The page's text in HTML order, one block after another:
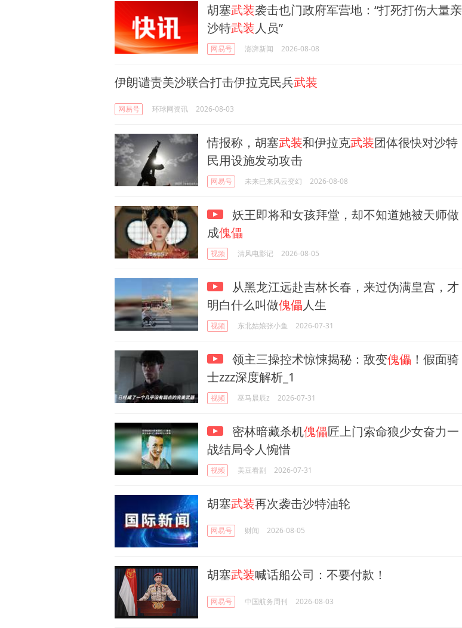
胡塞武装袭击也门政府军营地：“打死打伤大量亲
沙特武装人员”
网易号 澎湃新闻 2026-08-08
伊朗谴责美沙联合打击伊拉克民兵武装
网易号 环球网资讯 2026-08-03
情报称，胡塞武装和伊拉克武装团体很快对沙特
民用设施发动攻击
网易号 未来已来风云变幻 2026-08-08
妖王即将和女孩拜堂，却不知道她被天师做
成傀儡
视频 清风电影记 2026-08-05
从黑龙江远赴吉林长春，来过伪满皇宫，才
明白什么叫做傀儡人生
视频 东北姑娘张小鱼 2026-07-31
领主三操控术惊悚揭秘：敌变傀儡 ！假面骑
士zzz深度解析_1
视频 巫马晨辰z 2026-07-31
密林暗藏杀机傀儡匠上门索命狼少女奋力一
战结局令人惋惜
视频 美豆看剧 2026-07-31
胡塞武装再次袭击沙特油轮
网易号 财闻 2026-08-05
胡塞武装喊话船公司：不要付款！
网易号 中国航务周刊 2026-08-03